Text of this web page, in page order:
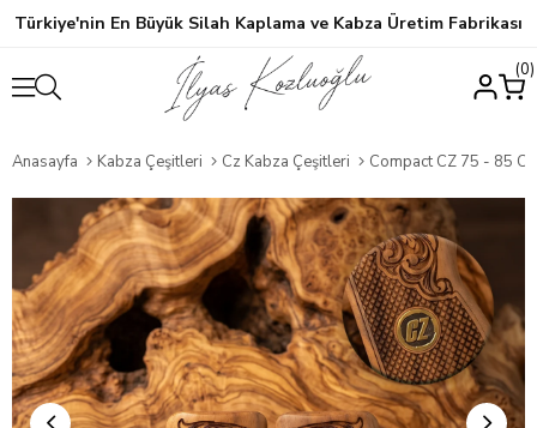
Türkiye'nin En Büyük Silah Kaplama ve Kabza Üretim Fabrikası
0
Anasayfa Kabza Çeşitleri Cz Kabza Çeşitleri Compact CZ 75 - 85